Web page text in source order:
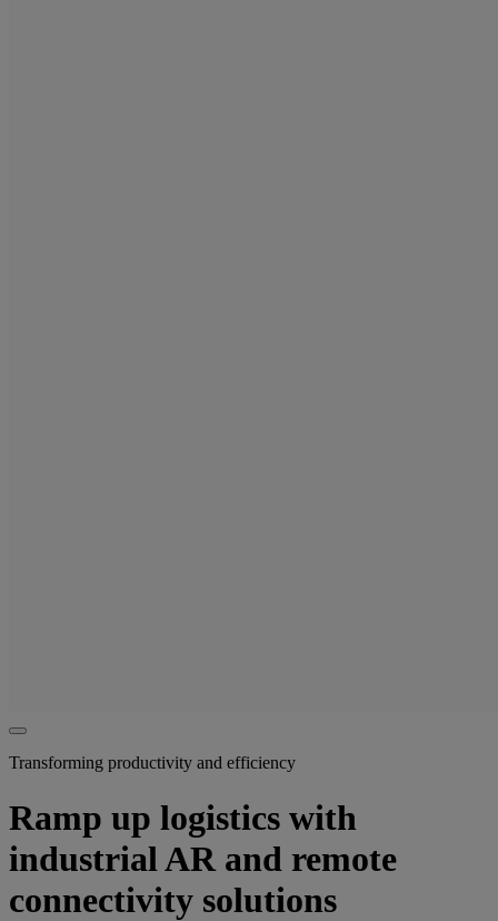
Transforming productivity and efficiency
Ramp up logistics with
industrial AR and remote
connectivity solutions